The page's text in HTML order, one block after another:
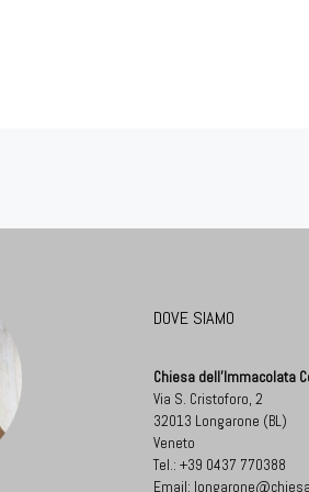
DOVE SIAMO
Chiesa dell'Immacolata
Via S. Cristoforo, 2
32013 Longarone (BL)
Veneto
Tel.: +39 0437 770388
Email: